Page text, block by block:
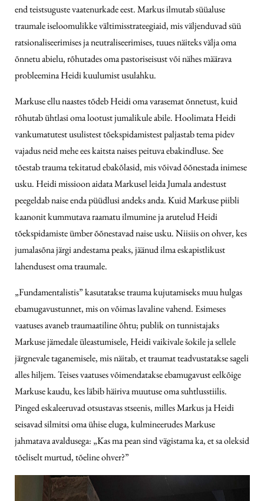
end teistsuguste vaatenurkade eest. Markus ilmutab süüaluse
traumale iseloomulikke vältimisstrateegiaid, mis väljenduvad süü
ratsionaliseerimises ja neutraliseerimises, tuues näiteks välja oma
õnnetu abielu, rõhutades oma pastoriseisust või nähes määrava
probleemina Heidi kuulumist usulahku.
Markuse ellu naastes tõdeb Heidi oma varasemat õnnetust, kuid
rõhutab ühtlasi oma lootust jumalikule abile. Hoolimata Heidi
vankumatutest usulistest tõekspidamistest paljastab tema pidev
vajadus neid mehe ees kaitsta naises peituva ebakindluse. See
tõestab trauma tekitatud ebakõlasid, mis võivad õõnestada inimese
usku. Heidi missioon aidata Markusel leida Jumala andestust
peegeldab naise enda püüdlusi andeks anda. Kuid Markuse piibli
kaanonit kummutava raamatu ilmumine ja arutelud Heidi
tõekspidamiste ümber õõnestavad naise usku. Niisiis on ohver, kes
jumalasõna järgi andestama peaks, jäänud ilma eskapistlikust
lahendusest oma traumale.
„Fundamentalistis” kasutatakse trauma kujutamiseks muu hulgas
ebamugavustunnet, mis on võimas lavaline vahend. Esimeses
vaatuses avaneb traumaatiline õhtu; publik on tunnistajaks
Markuse jämedale üleastumisele, Heidi vaikivale šokile ja sellele
järgnevale taganemisele, mis näitab, et traumat teadvustatakse sageli
alles hiljem. Teises vaatuses võimendatakse ebamugavust eelkõige
Markuse kaudu, kes läbib häiriva muutuse oma suhtlusstiilis.
Pinged eskaleeruvad otsustavas stseenis, milles Markus ja Heidi
seisavad silmitsi oma ühise eluga, kulmineerudes Markuse
jahmatava avaldusega: „Kas ma pean sind vägistama ka, et sa oleksid
tõeliselt murtud, tõeline ohver?”